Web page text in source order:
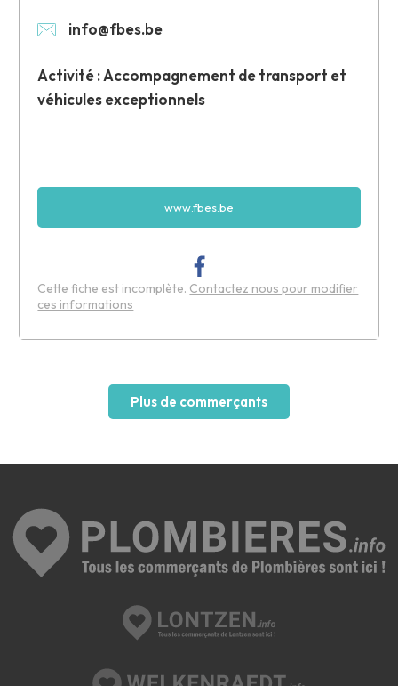
info@fbes.be
Activité : Accompagnement de transport et
véhicules exceptionnels
www.fbes.be
Cette fiche est incomplète. Contactez nous pour modifier
ces informations
Plus de commerçants